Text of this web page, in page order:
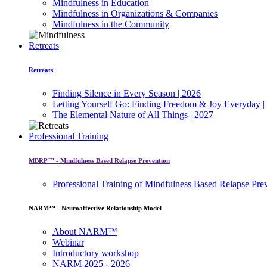
Mindfulness in Education
Mindfulness in Organizations & Companies
Mindfulness in the Community
Retreats
Retreats
Finding Silence in Every Season | 2026
Letting Yourself Go: Finding Freedom & Joy Everyday |
The Elemental Nature of All Things | 2027
Professional Training
MBRP™ - Mindfulness Based Relapse Prevention
Professional Training of Mindfulness Based Relapse
NARM™ - Neuroaffective Relationship Model
About NARM™
Webinar
Introductory workshop
NARM 2025 - 2026